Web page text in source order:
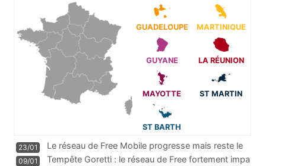
GUADELOUPE MARTINIQUE
GUYANE LA RÉUNION
MAYOTTE ST MARTIN
ST BARTH
23/01
Le réseau de Free Mobile progresse mais reste le
m
...
09/01
Tempête Goretti : le réseau de Free fortement impa